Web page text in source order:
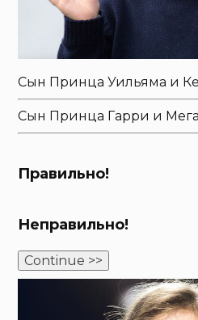
Сын Принца Уильяма и
Сын Принца Гарри и
Правильно!
Неправильно!
Continue >>